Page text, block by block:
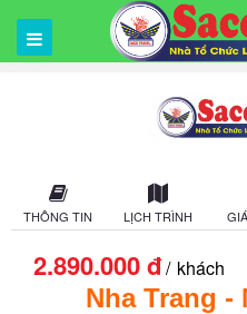
THÔNG TIN LỊCH TRÌNH
2.890.000 đ khách
Nha Trang -